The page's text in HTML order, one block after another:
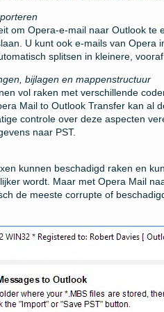
om Opera-e-mail naar Outlook
U kunt ook e-mails van Opera
splitsen in kleinere,
bijlagen en mappenstructuur
vol raken met verschillende
Mail to Outlook Transfer kan al
controle over deze aspecten
naar PST.
kunnen beschadigd raken en
wordt. Maar met Opera Mail
de meeste corrupte of